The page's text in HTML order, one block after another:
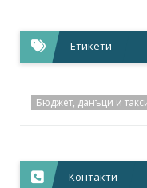
Етикети
Бюджет, данъци и
Контакти